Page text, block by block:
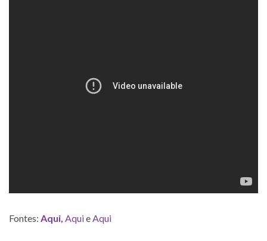
Fontes: Aqui, Aquie Aqui